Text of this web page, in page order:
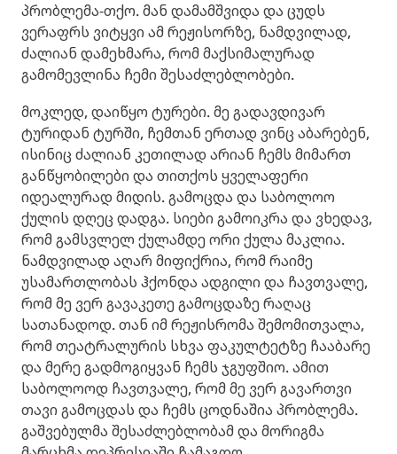
პრობლემა-თქო. მან დამამშვიდა და ცუდს
ვერაფრს ვიტყვი ამ რეჟისორზე, ნამდვილად,
ძალიან დამეხმარა, რომ მაქსიმალურად
გამომევლინა ჩემი შესაძლებლობები.
მოკლედ, დაიწყო ტურები. მე გადავდივარ
ტურიდან ტურში, ჩემთან ერთად ვინც აბარებენ,
ისინიც ძალიან კეთილად არიან ჩემს მიმართ
განწყობილები და თითქოს ყველაფერი
იდეალურად მიდის. გამოცდა და საბოლოო
ქულის დღეც დადგა. სიები გამოიკრა და ვხედავ,
რომ გამსვლელ ქულამდე ორი ქულა მაკლია.
ნამდვილად აღარ მიფიქრია, რომ რაიმე
უსამართლობას ჰქონდა ადგილი და ჩავთვალე,
რომ მე ვერ გავაკეთე გამოცდაზე რაღაც
სათანადოდ. თან იმ რეჟისრომა შემომითვალა,
რომ თეატრალურის სხვა ფაკულტეტზე ჩააბარე
და მერე გადმოგიყვან ჩემს ჯგუფშიო. ამით
საბოლოოდ ჩავთვალე, რომ მე ვერ გავართვი
თავი გამოცდას და ჩემს ცოდნაშია პრობლემა.
გაშვებულმა შესაძლებლობამ და მორიგმა